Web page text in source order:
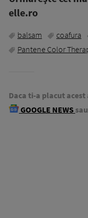
elle.ro
balsam coafura
Pantene Color
Daca ti-a placut
GOOGLE NEWS